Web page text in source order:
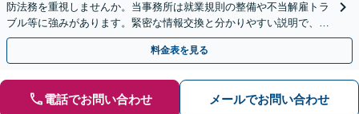
防法務を重視しませんか。当事務所は就業規則の整備や不当解雇トラ
ブル等に強みがあります。緊密な情報交換と分かりやすい説明で、経
営の安定を支えます。スポット相談も歓迎！
料金表を見る
電話でお問い合わせ メールでお問い合わせ